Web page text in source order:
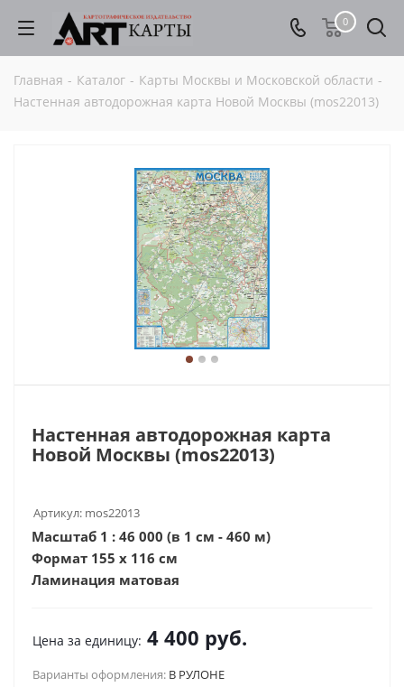
0
Главная - Каталог - Карты Москвы и Московской области -
Настенная автодорожная карта Новой Москвы (mos22013)
Настенная автодорожная карта
Новой Москвы (mos22013)
Артикул: mos22013
Масштаб 1 : 46 000 (в 1 см - 460 м)
Формат 155 х 116 см
Ламинация матовая
Цена за единицу: 4 400 руб.
Варианты оформления: В РУЛОНЕ